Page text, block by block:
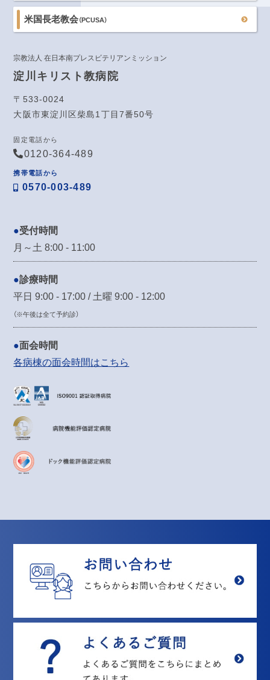
米国長老教会（PCUSA）
宗教法人 在日本南プレスビテリアンミッション
淀川キリスト教病院
〒533-0024
大阪市東淀川区柴島1丁目7番50号
固定電話から
0120-364-489
携帯電話から
0570-003-489
受付時間
月～土 8:00 - 11:00
診療時間
平日 9:00 - 17:00 / 土曜 9:00 - 12:00
（※午後は全て予約診）
面会時間
各病棟の面会時間はこちら